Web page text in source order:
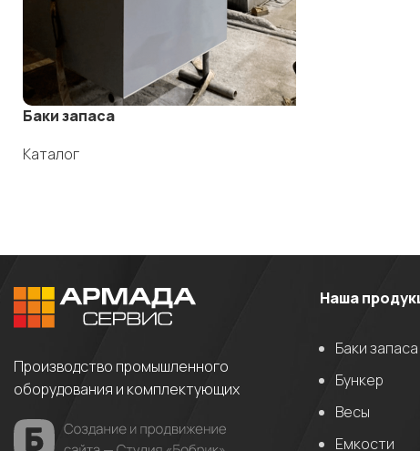
Баки запаса
Каталог
Производство промышленного
оборудования и комплектующих
Наша
Баки запаса
Бункер
Весы
Емкости